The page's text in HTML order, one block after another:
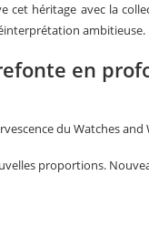
cet héritage avec la
ambitieuse.
en
du Watches
proportions.
Le